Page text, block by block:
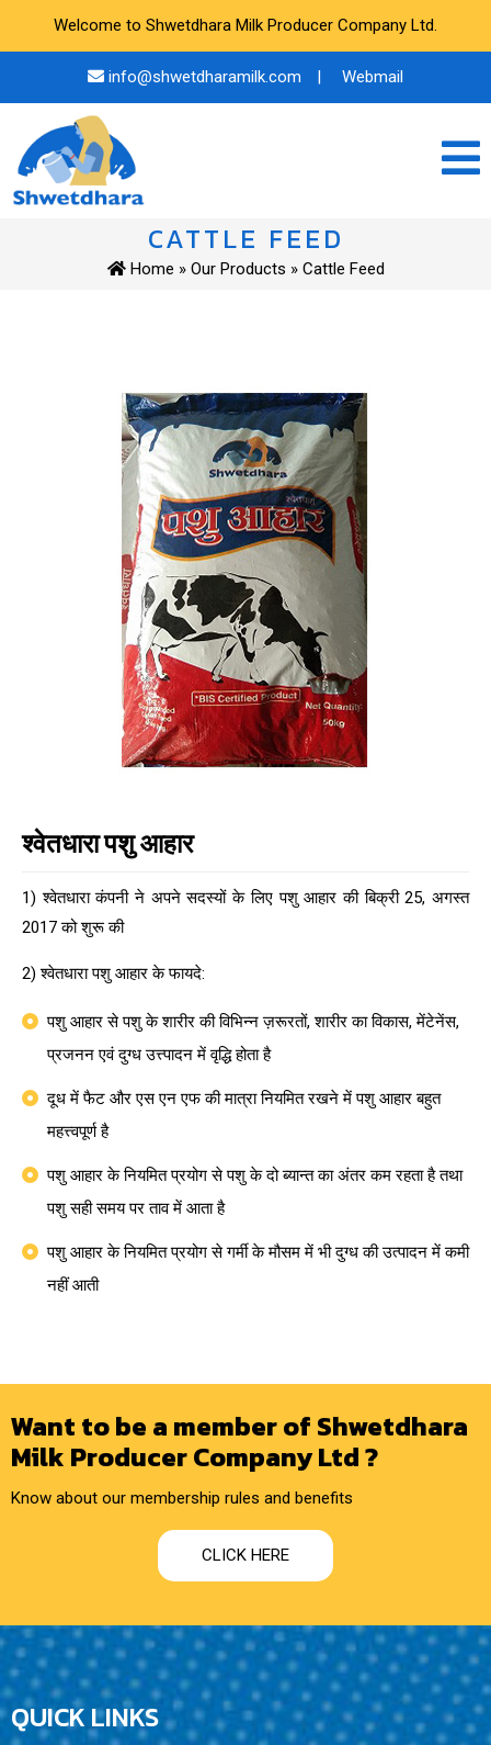
Welcome to Shwetdhara Milk Producer Company Ltd.
info@shwetdharamilk.com | Webmail
CATTLE FEED
Home » Our Products » Cattle Feed
श्वेतधारा पशु आहार
1) श्वेतधारा कंपनी ने अपने सदस्यों के लिए पशु आहार की बिक्री 25, अगस्त
2017 को शुरू की
2) श्वेतधारा पशु आहार के फायदे:
पशु आहार से पशु के शारीर की विभिन्न ज़रूरतों, शारीर का विकास, मेंटेनेंस,
प्रजनन एवं दुग्ध उत्त्पादन में वृद्धि होता है
दूध में फैट और एस एन एफ की मात्रा नियमित रखने में पशु आहार बहुत
महत्त्वपूर्ण है
पशु आहार के नियमित प्रयोग से पशु के दो ब्यान्त का अंतर कम रहता है तथा
पशु सही समय पर ताव में आता है
पशु आहार के नियमित प्रयोग से गर्मी के मौसम में भी दुग्ध की उत्पादन में कमी
नहीं आती
Want to be a member of Shwetdhara
Milk Producer Company Ltd ?
Know about our membership rules and benefits
CLICK HERE
QUICK LINKS